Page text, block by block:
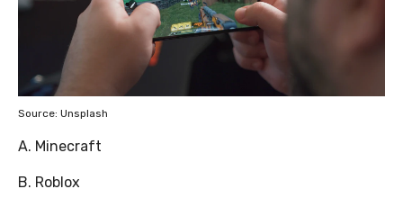
Source: Unsplash
A. Minecraft
B. Roblox